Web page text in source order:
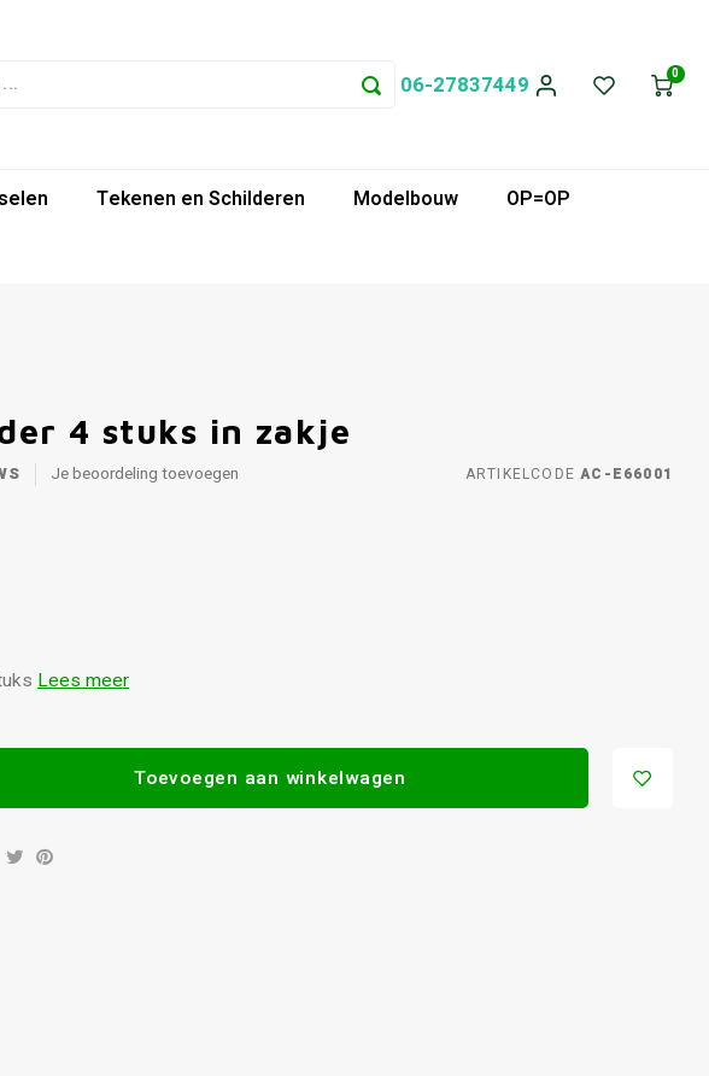
06-27837449 0
Tekenen en Schilderen Modelbouw
OP=OP
4 stuks in zakje
Je beoordeling toevoegen ARTIKELCODE AC-E66001
Lees meer
Toevoegen aan winkelwagen